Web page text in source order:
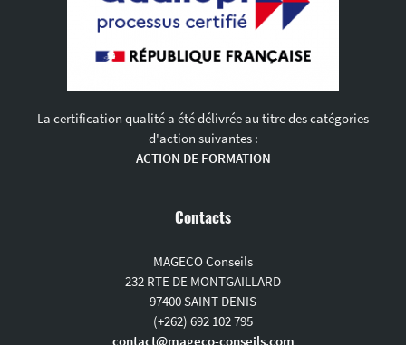
La certification qualité a été délivrée au titre des catégories
d'action suivantes :
ACTION DE FORMATION
Contacts
MAGECO Conseils
232 RTE DE MONTGAILLARD
97400 SAINT DENIS
(+262) 692 102 795
contact@mageco-conseils.com